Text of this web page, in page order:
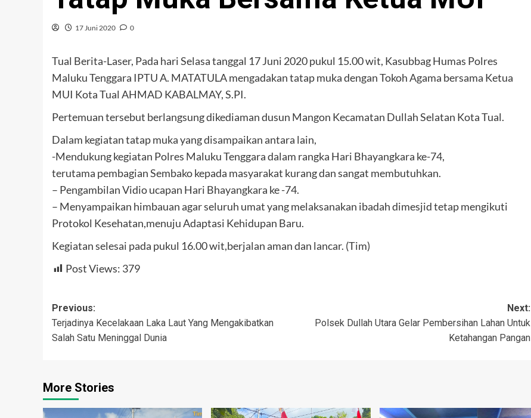
17 Juni 2020 0
Tual Berita-Laser, Pada hari Selasa tanggal 17 Juni 2020 pukul 15.00 wit, Kasubbag Humas Polres
Maluku Tenggara IPTU A. MATATULA mengadakan tatap muka dengan Tokoh Agama bersama Ketua
MUI Kota Tual AHMAD KABALMAY, S.PI.
Pertemuan tersebut berlangsung dikediaman dusun Mangon Kecamatan Dullah Selatan Kota Tual.
Dalam kegiatan tatap muka yang disampaikan antara lain,
-Mendukung kegiatan Polres Maluku Tenggara dalam rangka Hari Bhayangkara ke-74,
terutama pembagian Sembako kepada masyarakat kurang dan sangat membutuhkan.
– Pengambilan Vidio ucapan Hari Bhayangkara ke -74.
– Menyampaikan himbauan agar seluruh umat yang melaksanakan ibadah dimesjid tetap mengikuti
Protokol Kesehatan,menuju Adaptasi Kehidupan Baru.
Kegiatan selesai pada pukul 16.00 wit,berjalan aman dan lancar. (Tim)
Post Views: 379
Post
navigation
Previous:
Terjadinya Kecelakaan Laka Laut Yang Mengakibatkan
Salah Satu Meninggal Dunia
Next:
Polsek Dullah Utara Gelar Pembersihan Lahan Untuk
Ketahangan Pangan
More Stories